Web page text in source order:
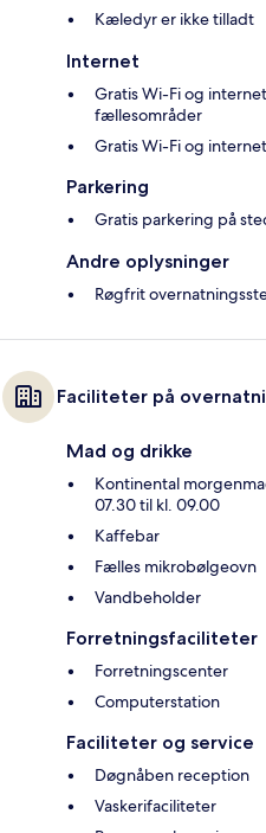
Kæledyr er ikke tilladt
Internet
Gratis Wi-Fi og
fællesområder
Gratis Wi-Fi og
Parkering
Gratis parkering på
Andre oplysninger
Røgfrit
Faciliteter på
Mad og drikke
Kontinental
07.30 til kl. 09.00
Kaffebar
Fælles mikrobølgeovn
Vandbeholder
Forretningsfaciliteter
Forretningscenter
Computerstation
Faciliteter og service
Døgnåben reception
Vaskerifaciliteter